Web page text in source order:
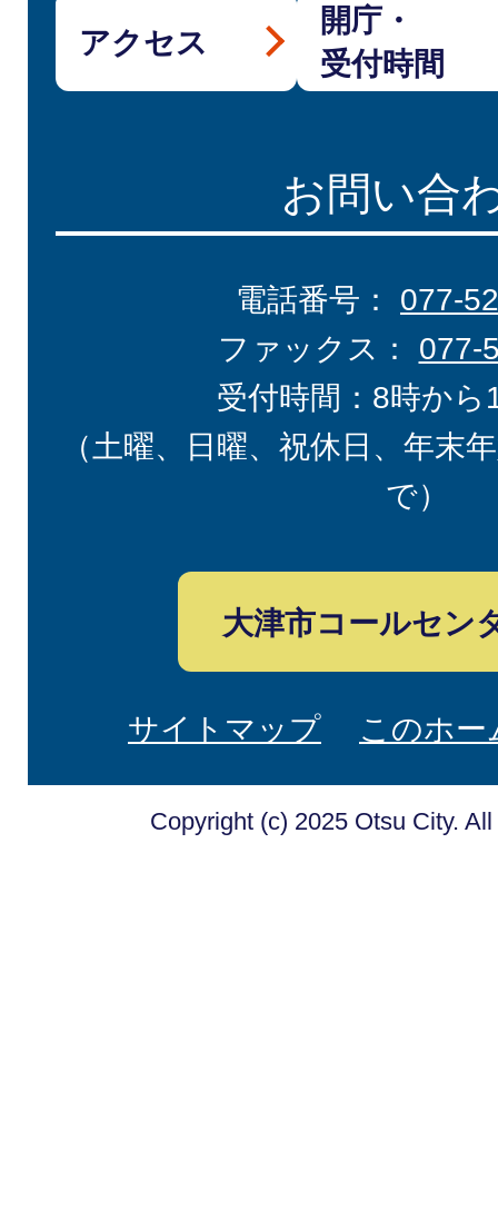
アクセス
開庁・
受付時間
お問い合
電話番号： 077-
ファックス： 077-
受付時間：8時から
（土曜、日曜、祝休日、年末
で）
大津市コールセン
サイトマップ このホ
Copyright (c) 2025 Otsu City.